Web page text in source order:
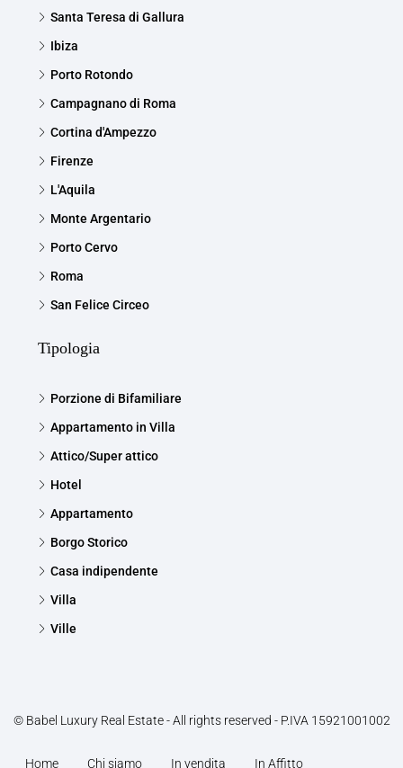
Santa Teresa di Gallura
Ibiza
Porto Rotondo
Campagnano di Roma
Cortina d'Ampezzo
Firenze
L'Aquila
Monte Argentario
Porto Cervo
Roma
San Felice Circeo
Tipologia
Porzione di Bifamiliare
Appartamento in Villa
Attico/Super attico
Hotel
Appartamento
Borgo Storico
Casa indipendente
Villa
Ville
© Babel Luxury Real Estate - All rights reserved - P.IVA 15921001002
Home Chi siamo In vendita In Affitto